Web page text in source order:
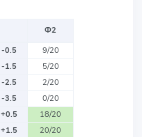
Ф2
-0.5
9/20
-1.5
5/20
-2.5
2/20
-3.5
0/20
+0.5
18/20
+1.5
20/20